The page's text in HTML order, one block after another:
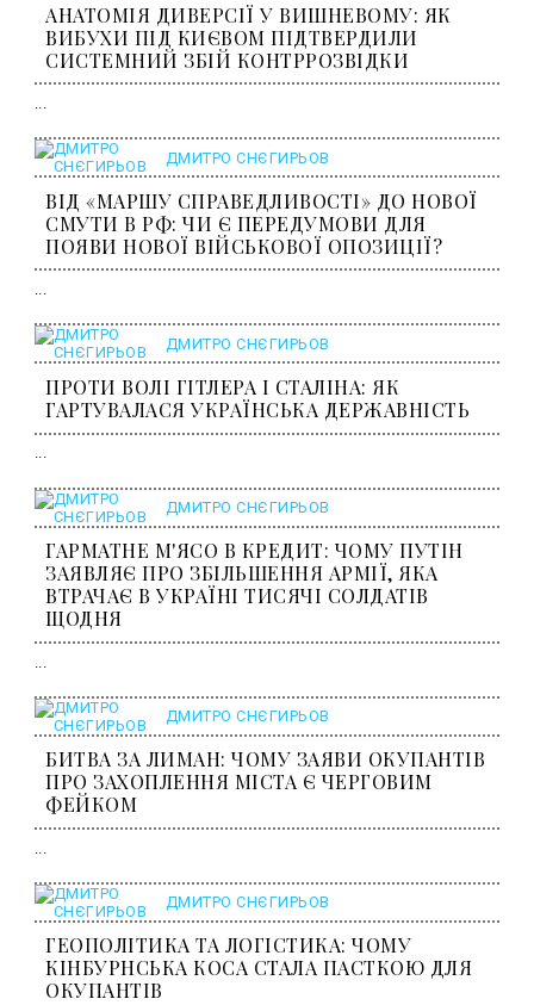
АНАТОМІЯ ДИВЕРСІЇ У ВИШНЕВОМУ: ЯК
ВИБУХИ ПІД КИЄВОМ ПІДТВЕРДИЛИ
СИСТЕМНИЙ ЗБІЙ КОНТРРОЗВІДКИ
...
ДМИТРО СНЄГИРЬОВ
ВІД «МАРШУ СПРАВЕДЛИВОСТІ» ДО НОВОЇ
СМУТИ В РФ: ЧИ Є ПЕРЕДУМОВИ ДЛЯ
ПОЯВИ НОВОЇ ВІЙСЬКОВОЇ ОПОЗИЦІЇ?
...
ДМИТРО СНЄГИРЬОВ
ПРОТИ ВОЛІ ГІТЛЕРА І СТАЛІНА: ЯК
ГАРТУВАЛАСЯ УКРАЇНСЬКА ДЕРЖАВНІСТЬ
...
ДМИТРО СНЄГИРЬОВ
ГАРМАТНЕ М'ЯСО В КРЕДИТ: ЧОМУ ПУТІН
ЗАЯВЛЯЄ ПРО ЗБІЛЬШЕННЯ АРМІЇ, ЯКА
ВТРАЧАЄ В УКРАЇНІ ТИСЯЧІ СОЛДАТІВ
ЩОДНЯ
ДМИТРО СНЄГИРЬОВ
БИТВА ЗА ЛИМАН: ЧОМУ ЗАЯВИ ОКУПАНТІВ
ПРО ЗАХОПЛЕННЯ МІСТА Є ЧЕРГОВИМ
ФЕЙКОМ
ДМИТРО СНЄГИРЬОВ
ГЕОПОЛІТИКА ТА ЛОГІСТИКА: ЧОМУ
КІНБУРНСЬКА КОСА СТАЛА ПАСТКОЮ ДЛЯ
ОКУПАНТІВ